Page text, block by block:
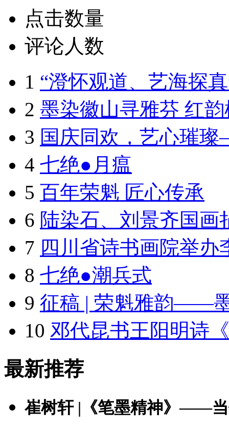
点击数量
评论人数
1 “澄怀观道、艺海探
2 墨染徽山寻雅芬 红
3 国庆同欢，艺心璀
4 七绝●月瘟
5 百年荣魁 匠心传承
6 陆染石、刘景齐国画
7 四川省诗书画院举办
8 七绝●潮兵式
9 征稿 | 荣魁雅韵——
10 邓代昆书王阳明诗
最新推荐
崔树轩 |《笔墨精神》——当